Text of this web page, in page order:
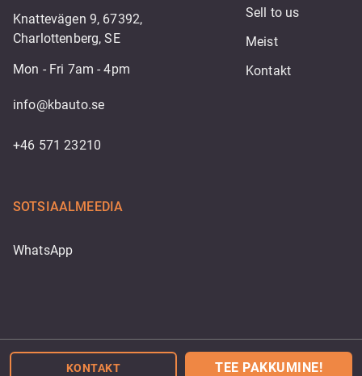
KONTAKT TEE PAKKUMINE!
Knattevägen 9, 67392,
Charlottenberg, SE
Mon - Fri 7am - 4pm
info@kbauto.se
+46 571 23210
Sell to us
Meist
Kontakt
SOTSIAALMEEDIA
WhatsApp
Powered by